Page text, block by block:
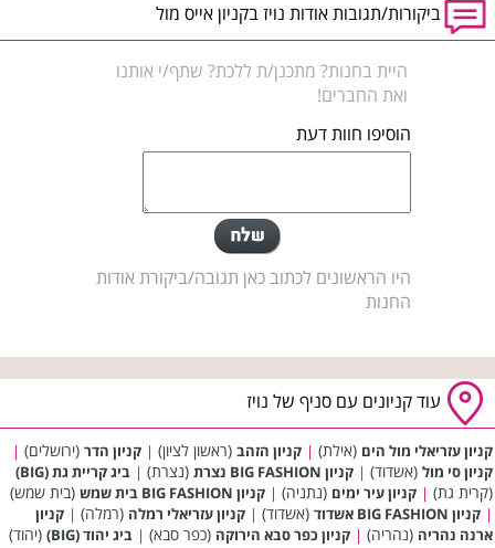
ביקורות/תגובות אודות נויז בקניון אייס מול
היית בחנות? מתכנן/ת ללכת? שתף/י אותנו
ואת החברים!
הוסיפו חוות דעת
היו הראשונים לכתוב כאן תגובה/ביקורת אודות
החנות
עוד קניונים עם סניף של נויז
קניון עזריאלי מול הים (אילת) | קניון הזהב (ראשון לציון) | קניון הדר (ירושלים) |
קניון סי מול (אשדוד) | קניון BIG FASHION נצרת (נצרת) | ביג קריית גת (BIG)
(קרית גת) | קניון עיר ימים (נתניה) | קניון BIG FASHION בית שמש (בית שמש)
| קניון BIG FASHION אשדוד (אשדוד) | קניון עזריאלי רמלה (רמלה) | קניון
ארנה נהריה (נהריה) | קניון כפר סבא הירוקה (כפר סבא) | ביג יהוד (BIG) (יהוד)